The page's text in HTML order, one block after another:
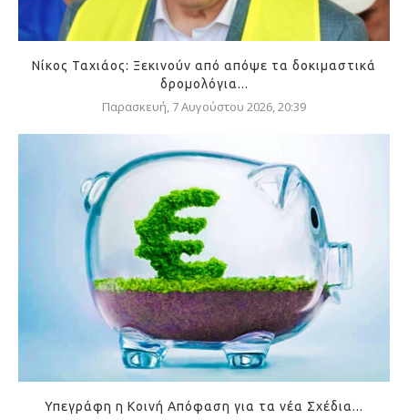
Νίκος Ταχιάος: Ξεκινούν από απόψε τα δοκιμαστικά
δρομολόγια...
Παρασκευή, 7 Αυγούστου 2026, 20:39
Υπεγράφη η Κοινή Απόφαση για τα νέα Σχέδια...